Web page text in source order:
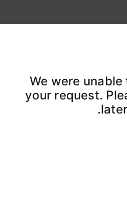
We were
your request.
later.